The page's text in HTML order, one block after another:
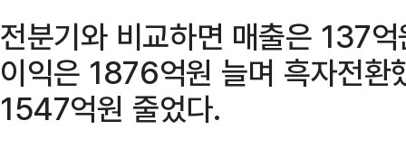
전분기와 비교하면 매출은 137
이익은 1876억원 늘며 흑자전환
1547억원 줄었다.